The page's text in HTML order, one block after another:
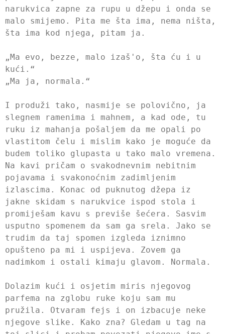
narukvica zapne za rupu u džepu i onda se
malo smijemo. Pita me šta ima, nema ništa,
šta ima kod njega, pitam ja.
„Ma evo, bezze, malo izaš'o, šta ću i u
kući.“
„Ma ja, normala.“
I produži tako, nasmije se polovično, ja
slegnem ramenima i mahnem, a kad ode, tu
ruku iz mahanja pošaljem da me opali po
vlastitom čelu i mislim kako je moguće da
budem toliko glupasta u tako malo vremena.
Na kavi pričam o svakodnevnim nebitnim
pojavama i svakonoćnim zadimljenim
izlascima. Konac od puknutog džepa iz
jakne skidam s narukvice ispod stola i
promiješam kavu s previše šećera. Sasvim
usputno spomenem da sam ga srela. Jako se
trudim da taj spomen izgleda iznimno
opušteno pa mi i uspijeva. Zovem ga
nadimkom i ostali kimaju glavom. Normala.
Dolazim kući i osjetim miris njegovog
parfema na zglobu ruke koju sam mu
pružila. Otvaram fejs i on izbacuje neke
njegove slike. Kako zna? Gledam u tag na